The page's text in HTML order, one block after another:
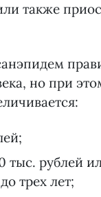
также
но при
тыс. рублей
трех лет;